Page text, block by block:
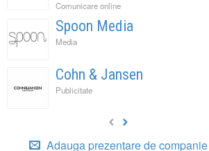
Comunicare online
Spoon Media
Media
Cohn & Jansen
Publicitate
Adauga prezentare de companie